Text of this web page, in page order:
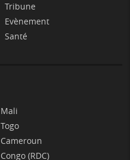
Tribune
Evènement
Santé
Mali
Togo
Cameroun
Congo (RDC)